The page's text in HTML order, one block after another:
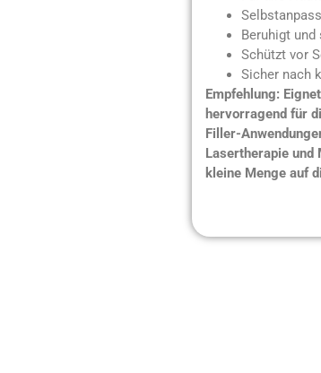
Beruhigt
Schützt vor
Sicher nach
Empfehlung:
hervorragend für
Filler-
Lasertherapie und
kleine Menge auf